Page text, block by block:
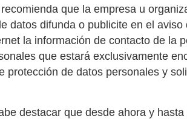
que la empresa u
datos difunda o publicite en el
la información de contacto de la
que estará exclusivamente
protección de datos personales y
destacar que desde ahora y